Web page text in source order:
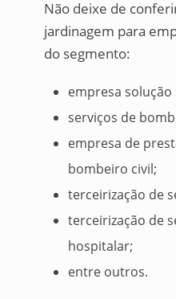
Não deixe de
jardinagem para
do segmento:
empresa solução
serviços de
empresa de
bombeiro civil;
terceirização de
terceirização de
hospitalar;
entre outros.